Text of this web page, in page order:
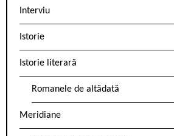
Interviu
Istorie
Istorie literară
Romanele de altădată
Meridiane